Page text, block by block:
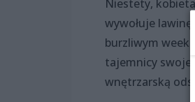
Niestety,
wywołuje
burzliwym
tajemnicy swoje
wnętrzarską